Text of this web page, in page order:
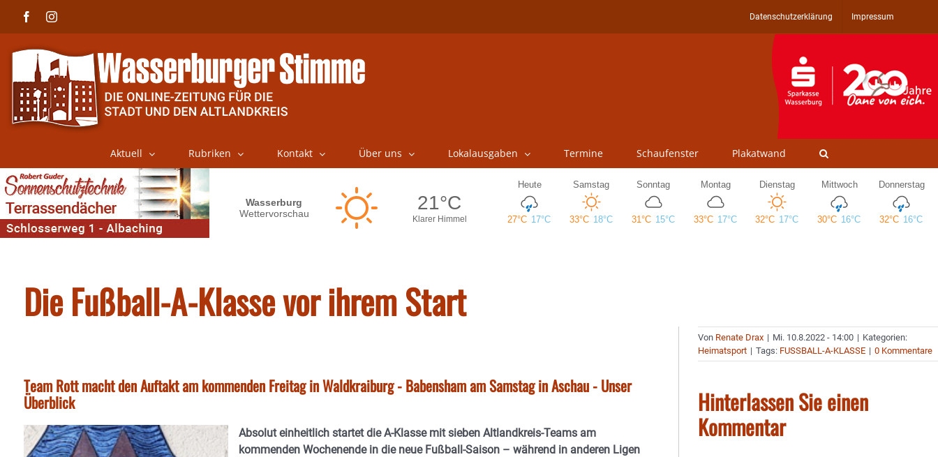
FacebookInstagram Datenschutzerklärung Impressum
Aktuell Rubriken Kontakt Über uns Lokalausgaben Termine Schaufenster Plakatwand
Die Fußball-A-Klasse vor ihrem Start
Team Rott macht den Auftakt am kommenden Freitag in Waldkraiburg - Babensham am Samstag in Aschau - Unser
Überblick
Absolut einheitlich startet die A-Klasse mit sieben Altlandkreis-Teams am
kommenden Wochenende in die neue Fußball-Saison – während in anderen Ligen
Von Renate Drax | Mi. 10.8.2022 - 14:00 | Kategorien:
Heimatsport | Tags: FUSSBALL-A-KLASSE | 0 Kommentare
Hinterlassen Sie einen
Kommentar